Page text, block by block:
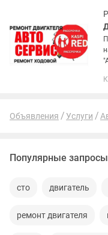
Объявления Услуги
Популярные запросы
сто двигатель
ремонт двигателя